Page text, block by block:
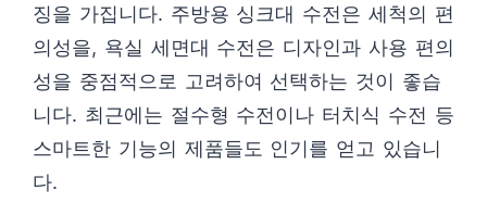
징을 가집니다. 주방용 싱크대 수전은 세척의 편
의성을, 욕실 세면대 수전은 디자인과 사용 편의
성을 중점적으로 고려하여 선택하는 것이 좋습
니다. 최근에는 절수형 수전이나 터치식 수전 등
스마트한 기능의 제품들도 인기를 얻고 있습니
다.